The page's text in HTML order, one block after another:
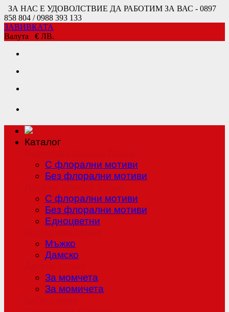
ЗА НАС Е УДОВОЛСТВИЕ ДА РАБОТИМ ЗА ВАС - 0897
858 804 / 0988 393 133
ЗАВИВКАТА
Валута € ЛВ.
Каталог
С флорални мотиви
Без флорални мотиви
С флорални мотиви
Без флорални мотиви
Едноцветни
Мъжко
Дамско
За момчета
За момичета